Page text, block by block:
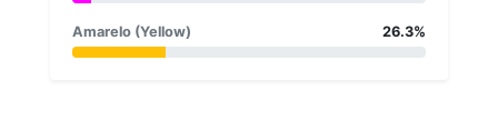
Amarelo (Yellow) 26.3%